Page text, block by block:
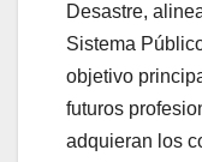
Desastre,
Sistema
objetivo
futuros
adquieran los